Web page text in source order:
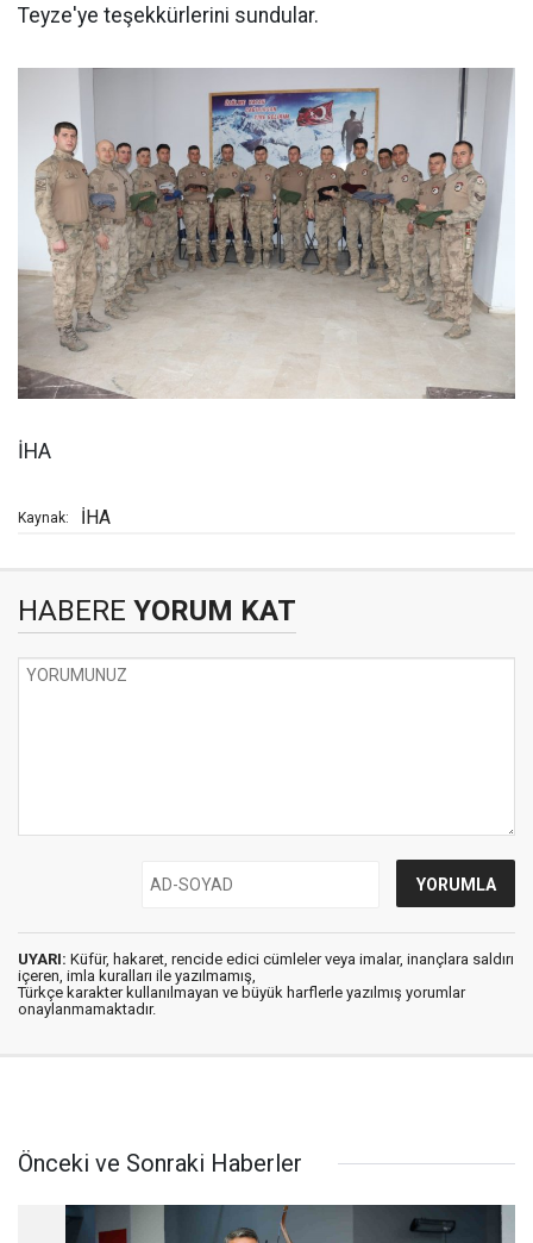
Teyze'ye teşekkürlerini sundular.
İHA
Kaynak: İHA
HABERE YORUM KAT
UYARI: Küfür, hakaret, rencide edici cümleler veya imalar, inançlara saldırı
içeren, imla kuralları ile yazılmamış,
Türkçe karakter kullanılmayan ve büyük harflerle yazılmış yorumlar
onaylanmamaktadır.
Önceki ve Sonraki Haberler